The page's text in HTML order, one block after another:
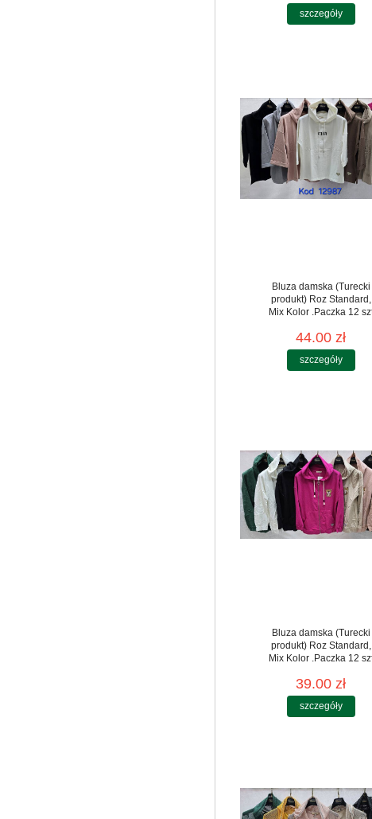
szczegóły
Bluza damska (Turecki
produkt) Roz Standard,
Mix Kolor .Paczka 12
44.00 zł
szczegóły
Bluza damska (Turecki
produkt) Roz Standard,
Mix Kolor .Paczka 12
39.00 zł
szczegóły